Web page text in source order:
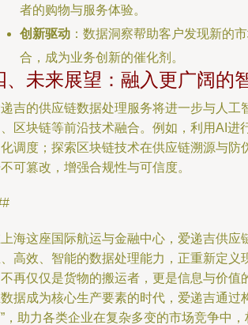
者的购物与服务体验。
创新驱动 ：数据洞察帮助客户发现新的
合，成为业务创新的催化剂。
、未来展望：融入更广阔的
吉的供应链数据处理服务将进一步与人工
区块链等前沿技术融合。例如，利用AI进
调度；探索区块链技术在供应链溯源与防
可篡改，增强合规性与可信度。
海这座国际航运与金融中心，爱递吉供应
高效、智能的数据处理能力，正重新定义
再仅仅是货物的搬运者，更是信息与价值
据成为核心生产要素的时代，爱递吉通过
，助力各类企业在复杂多变的市场竞争中